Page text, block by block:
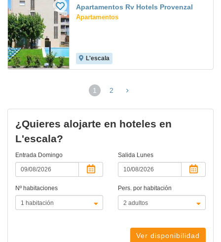
Apartamentos Rv Hotels Provenzal
Apartamentos
L'escala
1
(página
2
¿Quieres alojarte en hoteles en
L'escala?
Entrada Domingo Salida Lunes
Nº habitaciones Pers. por habitación
Ver disponibilidad